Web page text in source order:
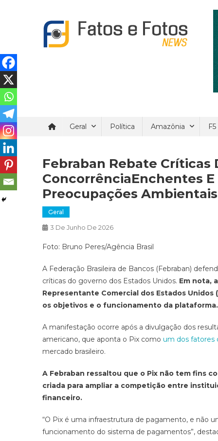
Geral Política Amazônia
Febraban Rebate Críticas
ConcorrênciaEnchentes
Preocupações
Geral
3 De Junho De 2026
Foto: Bruno Peres/Agência Brasil
A Federação Brasileira de Bancos (Febraban)
críticas do governo dos Estados Unidos. Em nota,
Representante Comercial dos Estados
os objetivos e o funcionamento da plataforma.
A manifestação ocorre após a divulgação dos
americano, que aponta o Pix como um dos fatores
mercado brasileiro.
A Febraban ressaltou que o Pix não tem fins
criada para ampliar a competição entre
financeiro.
“O Pix é uma infraestrutura de pagamento, e não
funcionamento do sistema de pagamentos”,